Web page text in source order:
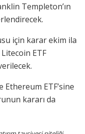
Templeton’ın
için karar ekim ila
ETF
Ethereum ETF’sine
kararı da